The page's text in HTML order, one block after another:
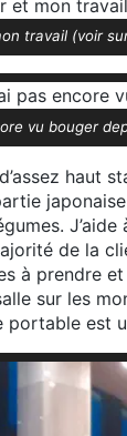
travail (voir
vu bouger
haut
de la
à prendre
sur les
portable est